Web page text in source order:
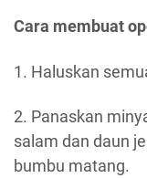
Cara membuat
1. Haluskan
2. Panaskan
salam dan daun
bumbu matang.